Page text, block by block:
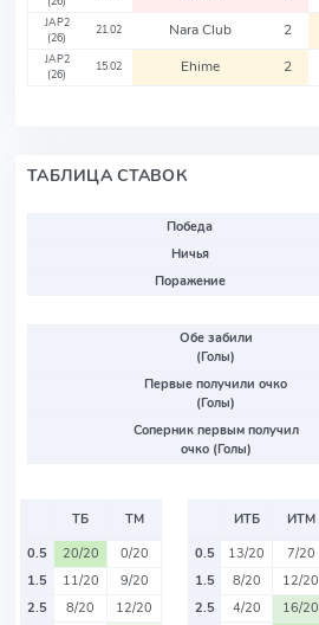
JAP2
(26)
21.02 Nara Club 2
JAP2
(26)
15.02 Ehime 2
ТАБЛИЦА СТАВОК
Победа
Ничья
Поражение
Обе забили
(Голы)
Первые получили очко
(Голы)
Соперник первым получил
очко (Голы)
ТБ
ТМ
0.5
20/20
0/20
1.5
11/20
9/20
2.5
8/20
12/20
ИТБ
ИТМ
0.5
13/20
7/20
1.5
8/20
12/20
2.5
4/20
16/20